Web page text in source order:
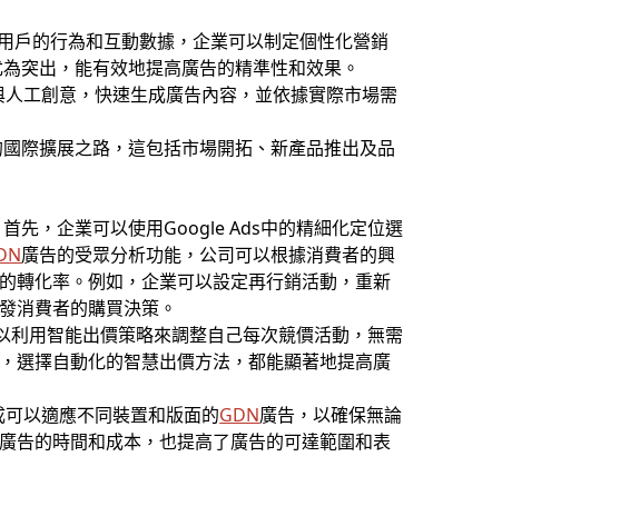
戶的行為和互動數據，企業可以制定個性化營銷
突出，能有效地提高廣告的精準性和效果。
工創意，快速生成廣告內容，並依據實際市場需
際擴展之路，這包括市場開拓、新產品推出及品
先，企業可以使用Google Ads中的精細化定位選
廣告的受眾分析功能，公司可以根據消費者的興
轉化率。例如，企業可以設定再行銷活動，重新
消費者的購買決策。
用智能出價策略來調整自己每次競價活動，無需
選擇自動化的智慧出價方法，都能顯著地提高廣
以適應不同裝置和版面的GDN廣告，以確保無論
告的時間和成本，也提高了廣告的可達範圍和表